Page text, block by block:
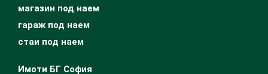
магазин под наем
гараж под наем
стаи под наем
Имоти БГ София